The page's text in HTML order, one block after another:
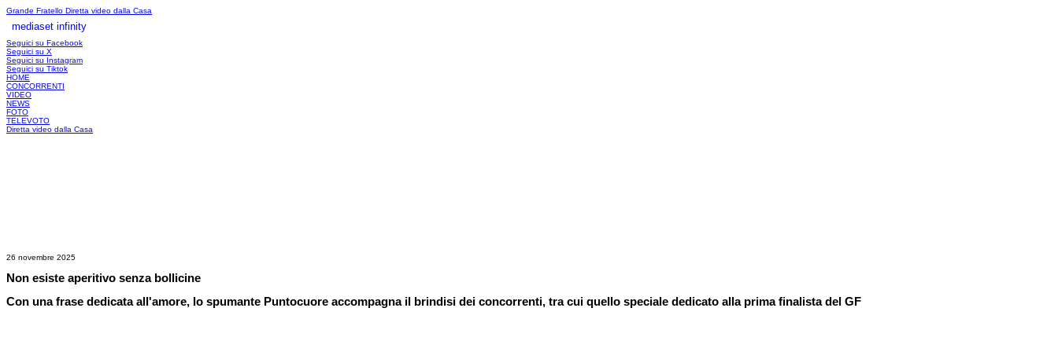
Grande Fratello Diretta video dalla Casa
mediaset infinity
Seguici su Facebook
Seguici su X
Seguici su Instagram
Seguici su Tiktok
HOME
CONCORRENTI
VIDEO
NEWS
FOTO
TELEVOTO
Diretta video dalla Casa
26 novembre 2025
Non esiste aperitivo senza bollicine
Con una frase dedicata all'amore, lo spumante Puntocuore accompagna il brindisi dei concorrenti, tra cui quello speciale dedicato alla prima finalista del GF